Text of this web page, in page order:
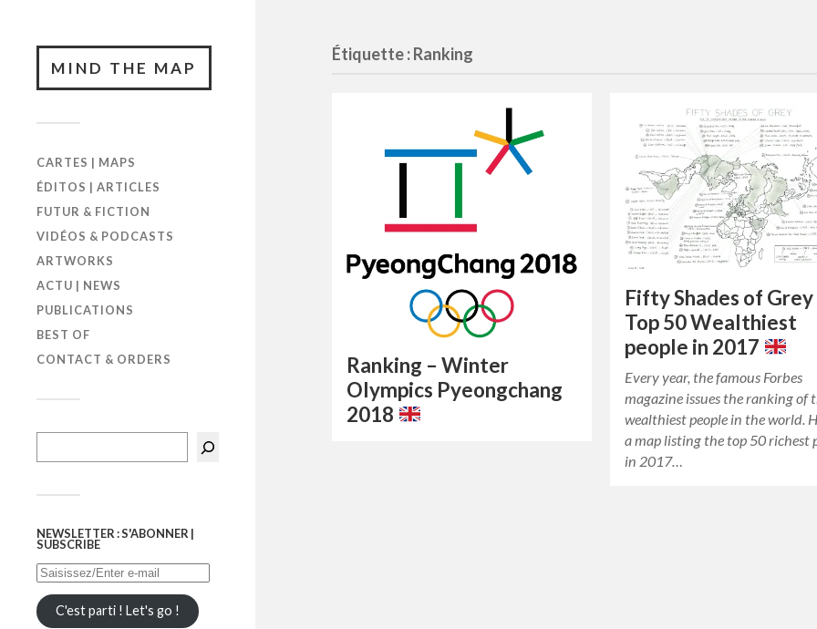
MIND THE MAP
CARTES | MAPS
ÉDITOS | ARTICLES
FUTUR & FICTION
VIDÉOS & PODCASTS
ARTWORKS
ACTU | NEWS
PUBLICATIONS
BEST OF
CONTACT & ORDERS
NEWSLETTER : S'ABONNER |
SUBSCRIBE
C'est parti ! Let's go !
Étiquette :Ranking
Ranking – Winter
Olympics Pyeongchang
2018
Fifty Shades of Grey
Top 50 Wealthiest
people in 2017
Every year, the famous Forbes
magazine issues the ranking of
wealthiest people in the world.
a map listing the top 50 richest
in 2017…